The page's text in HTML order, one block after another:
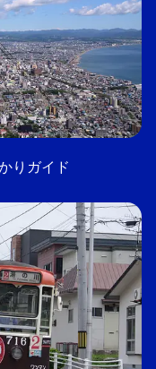
りガイド